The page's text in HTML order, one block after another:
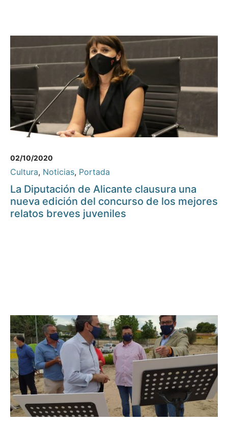
02/10/2020
Cultura, Noticias, Portada
La Diputación de Alicante clausura una
nueva edición del concurso de los mejores
relatos breves juveniles